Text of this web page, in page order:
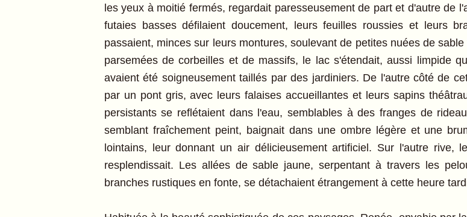
les yeux à moitié fermés, regardait paresseusement de part et d'autre de
futaies basses défilaient doucement, leurs feuilles roussies et leurs
passaient, minces sur leurs montures, soulevant de petites nuées de
parsemées de corbeilles et de massifs, le lac s'étendait, aussi limpide
avaient été soigneusement taillés par des jardiniers. De l'autre côté de
par un pont gris, avec leurs falaises accueillantes et leurs sapins
persistants se reflétaient dans l'eau, semblables à des franges de
semblant fraîchement peint, baignait dans une ombre légère et une
lointains, leur donnant un air délicieusement artificiel. Sur l'autre rive,
resplendissait. Les allées de sable jaune, serpentant à travers les
branches rustiques en fonte, se détachaient étrangement à cette heure